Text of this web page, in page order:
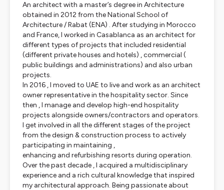
An architect with a master’s degree in Architecture
obtained in 2012 from the National School of
Architecture / Rabat (ENA) . After studying in Morocco
and France, I worked in Casablanca as an architect for
different types of projects that included residential
(different private houses and hotels) , commercial (
public buildings and administrations) and also urban
projects.
In 2016 , I moved to UAE to live and work as an architect
owner representative in the hospitality sector. Since
then , I manage and develop high-end hospitality
projects alongside owners/contractors and operators.
I get involved in all the different stages of the project
from the design & construction process to actively
participating in maintaining ,
enhancing and refurbishing resorts during operation.
Over the past decade , I acquired a multidisciplinary
experience and a rich cultural knowledge that inspired
my architectural approach. Being passionate about